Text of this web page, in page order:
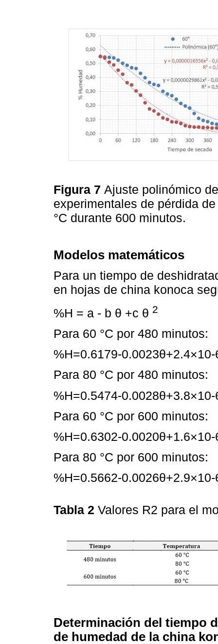
Figura 7 Ajuste polinómico
experimentales de pérdida
°C durante 600 minutos.
Modelos matemáticos
Para un tiempo de
en hojas de china konoca
%H = a - b θ +c θ 2
Para 60 °C por 480 minutos:
%H=0.6179-
Para 80 °C por 480 minutos:
%H=0.5474-
Para 60 °C por 600 minutos:
%H=0.6302-
Para 80 °C por 600 minutos:
%H=0.5662-
Tabla 2 Valores R2 para el
Determinación del tiempo
de humedad de la china